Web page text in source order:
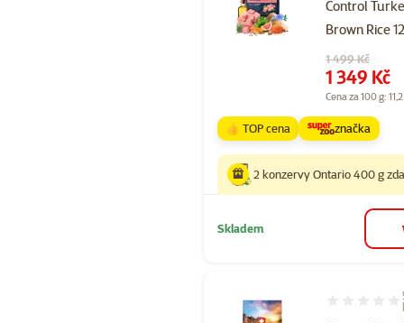
Control
Brown Rice
Původní cena
1 499 Kč
Cena
1 349 Kč
Cena za 100 g:
👍 TOP cena značka
2 konzervy Ontario 400 g
Skladem
Hodnocení